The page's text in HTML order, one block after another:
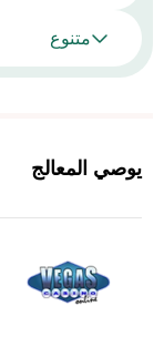
متنوع
يوصي المعالج